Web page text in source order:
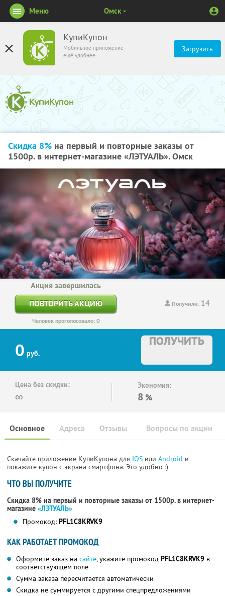
КупиКупон
Мобильное приложение
ещё удобнее
Загрузить
Меню Омск
Скидка 8% на первый и повторные заказы от
1500р. в интернет-магазине «ЛЭТУАЛЬ». Омск
Получили: 14
Акция завершилась
ПОВТОРИТЬ АКЦИЮ
Человек проголосовало: 0
0 руб.
ПОЛУЧИТЬ
Цена без скидки:
∞
Экономия:
8 %
Основное Отзывы Вопросы по акции
Адреса
Скачайте приложение КупиКупона для IOS или Android и
покажите купон с экрана смартфона. Это удобно :)
ЧТО ВЫ ПОЛУЧИТЕ
Скидка 8% на первый и повторные заказы от 1500р. в интернет-
магазине «ЛЭТУАЛЬ»
Промокод: PFL1C8KRVK9
КАК РАБОТАЕТ ПРОМОКОД
Оформите заказ на сайте, укажите промокод PFL1C8KRVK9 в
соответствующем поле
Сумма заказа пересчитается автоматически
Скидка не суммируется с другими спецпредложениями